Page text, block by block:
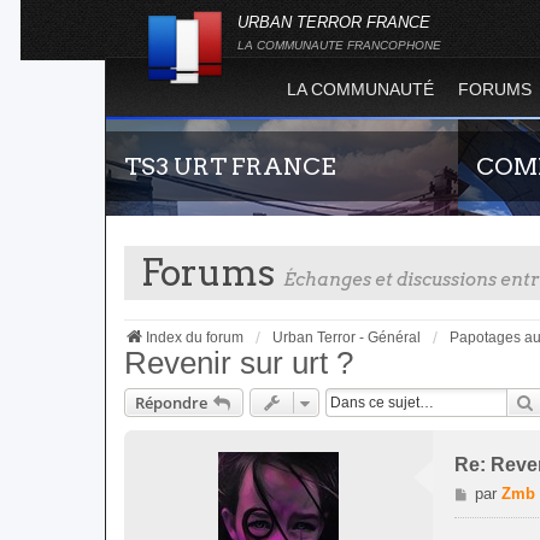
URBAN TERROR FRANCE
LA COMMUNAUTE FRANCOPHONE
LA COMMUNAUTÉ FORUMS
TS3 URT FRANCE
Envie de parler avec les autres membres de la
vous vous sentirez moins seul !
Guide
joueur
serveurs
Forums Échanges et discussions
Index du forum Urban Terror - Général Papotages
Revenir sur urt ?
Répondre
Re:
M
e
par Zmb